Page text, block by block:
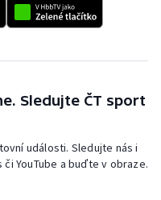
Sledujte ČT sport
události. Sledujte nás i
YouTube a buďte v obraze.